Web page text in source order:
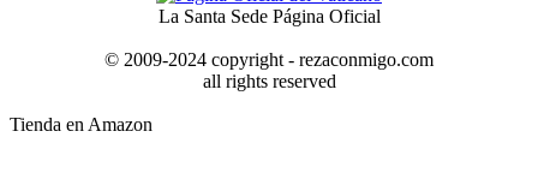
La Santa Sede Página Oficial
© 2009-2024 copyright - rezaconmigo.com
all rights reserved
Tienda en Amazon